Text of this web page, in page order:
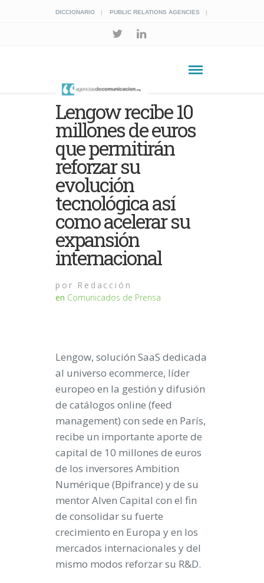
DICCIONARIO PUBLIC RELATIONS AGENCIES
Lengow recibe 10
millones de euros
que permitirán
reforzar su
evolución
tecnológica así
como acelerar su
expansión
internacional
por Redacción
en Comunicados de Prensa
Lengow, solución SaaS dedicada
al universo ecommerce, líder
europeo en la gestión y difusión
de catálogos online (feed
management) con sede en París,
recibe un importante aporte de
capital de 10 millones de euros
de los inversores Ambition
Numérique (Bpifrance) y de su
mentor Alven Capital con el fin
de consolidar su fuerte
crecimiento en Europa y en los
mercados internacionales y del
mismo modos reforzar su R&D.